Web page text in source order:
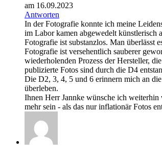
am 16.09.2023
Antworten
In der Fotografie konnte ich meine
im Labor kamen abgewedelt künstlerisch
Fotografie ist substanzlos. Man überlässt
Fotografie ist versehentlich sauberer
wiederholenden Prozess der Hersteller,
publizierte Fotos sind durch die D4
Die D2, 3, 4, 5 und 6 erinnern mich an
überleben.
Ihnen Herr Jannke wünsche ich
mehr sein - als das nur inflationär Fotos